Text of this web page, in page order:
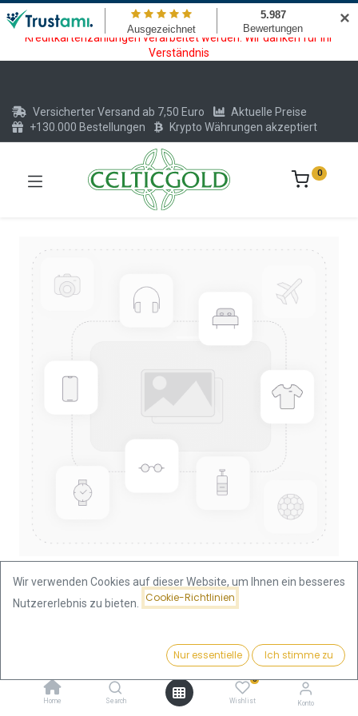
Wartungsarbeiten am Kreditkarten und Krypto Bezahlmodul. In der
Zeit vom 20.07. - 09.08.2026 können keine Krypto oder
Kreditkartenzahlungen verarbeitet werden. Wir danken für Ihr
Verständnis
3.756,57€ Kaufen
Home Search
0
Wishlist Konto
Versicherter Versand ab 7,50 Euro
Aktuelle Preise
+130.000 Bestellungen
Krypto Währungen akzeptiert
0
Nugget/Känguru 1oz Goldmünze
1989
Wir verwenden Cookies auf dieser Website, um Ihnen ein besseres
Nutzererlebnis zu bieten.
Cookie-Richtlinien
Nur essentielle Ich stimme zu
✕